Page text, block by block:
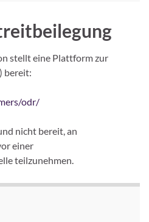
stellt eine Plattform zur
bereit:
odr/
nicht bereit, an
einer
teilzunehmen.